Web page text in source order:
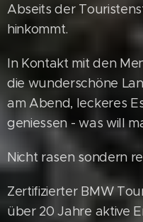
Abseits der
hinkommt.
In Kontakt mit den
die wunderschöne
am Abend, leckeres
geniessen - was will
Nicht rasen sondern
Zertifizierter BMW
über 20 Jahre aktive